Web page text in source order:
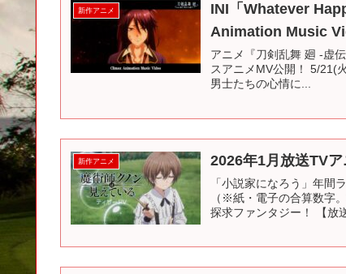
新作アニメ
INI「Whatever
Animation Music
アニメ『刀剣乱舞 廻 -虚
スアニメMV公開！ 5/21(
男士たちの心情に...
新作アニメ 2026年1月放送TV
「小説家になろう」年間
（※紙・電子の合算数字
探求ファンタジー！ 【放